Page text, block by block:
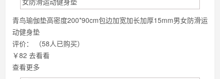
青鸟瑜伽垫高密度200*90cm包边加宽加长加厚15mm男女防滑运
动健身垫
评价：
（58人已购买）
￥82 去看看
查看更多